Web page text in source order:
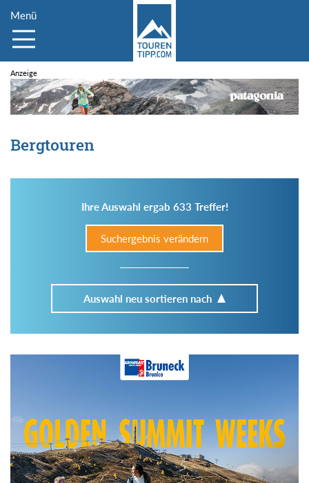
Menü
Bergtouren
Ihre Auswahl ergab 633 Treffer!
Suchergebnis verändern
Auswahl neu sortieren nach
Im Tourenarchiv suchen
Region: